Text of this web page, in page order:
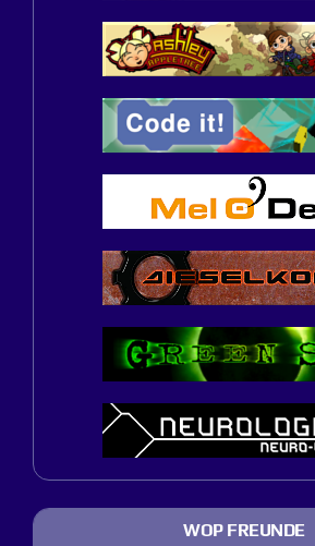
WOP FREUNDE